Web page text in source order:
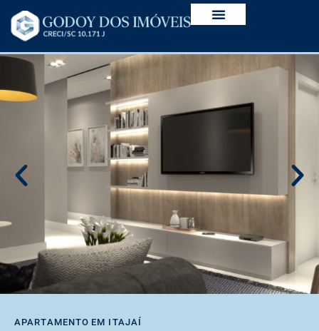
APARTAMENTO EM ITAJAÍ